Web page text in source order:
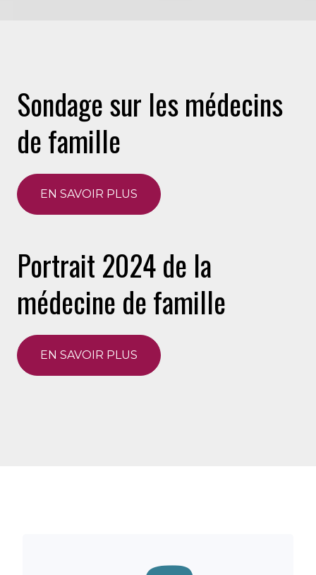
Sondage sur les médecins
de famille
EN SAVOIR PLUS
Portrait 2024 de la
médecine de famille
EN SAVOIR PLUS